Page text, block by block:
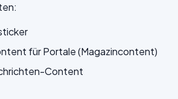
für Portale (Magazincontent)
Content